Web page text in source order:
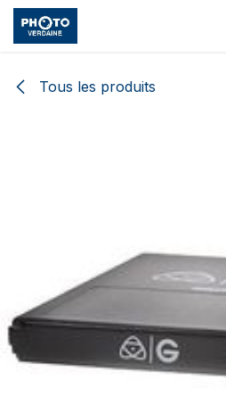
Se rendre au contenu
Tous les produits